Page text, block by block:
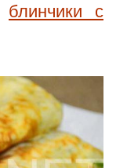
блинчики с